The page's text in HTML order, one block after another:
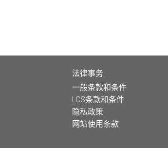
法律事务
一般条款和条件
LCS条款和条件
隐私政策
网站使用条款